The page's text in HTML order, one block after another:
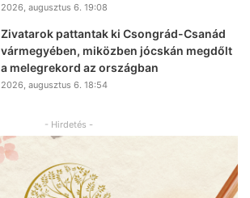
2026, augusztus 6. 19:08
Zivatarok pattantak ki Csongrád-Csanád
vármegyében, miközben jócskán megdőlt
a melegrekord az országban
2026, augusztus 6. 18:54
- Hirdetés -